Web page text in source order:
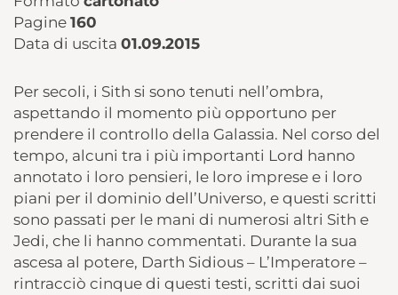
Pagine 160
Data di uscita 01.09.2015
Per secoli, i Sith si sono tenuti nell’ombra,
aspettando il momento più opportuno per
prendere il controllo della Galassia. Nel corso del
tempo, alcuni tra i più importanti Lord hanno
annotato i loro pensieri, le loro imprese e i loro
piani per il dominio dell’Universo, e questi scritti
sono passati per le mani di numerosi altri Sith e
Jedi, che li hanno commentati. Durante la sua
ascesa al potere, Darth Sidious – L’Imperatore –
rintracciò cinque di questi testi, scritti dai suoi